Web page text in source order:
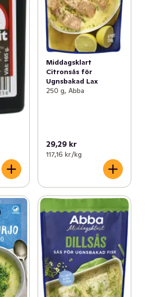
Middagsklart
Citronsås för
Ugnsbakad Lax
250 g, Abba
29,29 kr
117,16 kr /kg